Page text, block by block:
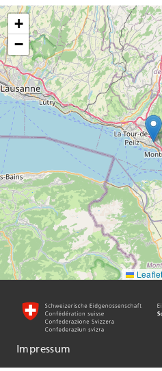
+
−
Leaflet
Impressum